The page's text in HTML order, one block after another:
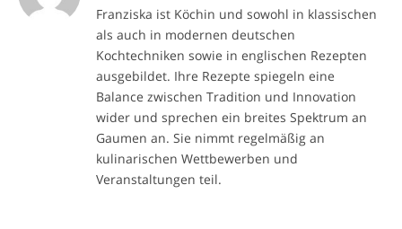
Franziska ist Köchin und sowohl in klassischen
als auch in modernen deutschen
Kochtechniken sowie in englischen Rezepten
ausgebildet. Ihre Rezepte spiegeln eine
Balance zwischen Tradition und Innovation
wider und sprechen ein breites Spektrum an
Gaumen an. Sie nimmt regelmäßig an
kulinarischen Wettbewerben und
Veranstaltungen teil.